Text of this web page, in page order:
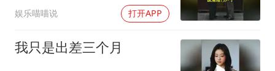
娱乐喵喵说 打开APP
我只是出差三个月